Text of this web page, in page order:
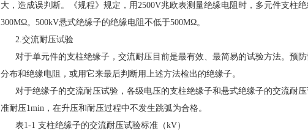
大，造成误判断。《规程》规定，用2500V兆欧表测量绝缘电阻时，多元件支柱
300MΩ。500kV悬式绝缘子的绝缘电阻不低于500MΩ。
2.交流耐压试验
对于单元件的支柱绝缘子，交流耐压目前是最有效、最简易的试验方法。预
分布和绝缘电阻，或用它来最后判断用上述方法检出的绝缘子。
对于绝缘子的交流耐压试验，各级电压的支柱绝缘子和悬式绝缘子的交流耐
准耐压1min，在升压和耐压过程中不发生跳弧为合格。
表1-1 支柱绝缘子的交流耐压试验标准（kV）